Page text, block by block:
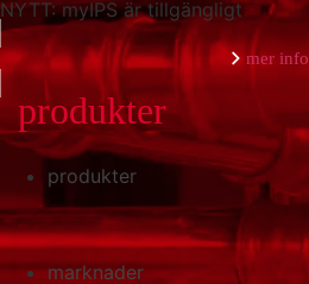
NYTT: myIPS är tillgängligt
mer info
stäng
produkter
marknader
produkter